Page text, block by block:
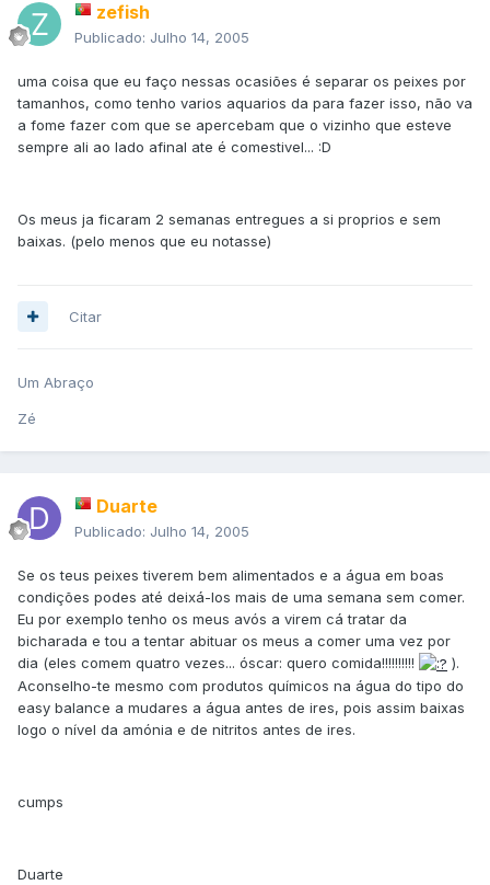
zefish
Publicado: Julho 14, 2005
uma coisa que eu faço nessas ocasiões é separar os peixes por
tamanhos, como tenho varios aquarios da para fazer isso, não va
a fome fazer com que se apercebam que o vizinho que esteve
sempre ali ao lado afinal ate é comestivel... :D
Os meus ja ficaram 2 semanas entregues a si proprios e sem
baixas. (pelo menos que eu notasse)
Citar
Um Abraço
Zé
Duarte
Publicado: Julho 14, 2005
Se os teus peixes tiverem bem alimentados e a água em boas
condições podes até deixá-los mais de uma semana sem comer.
Eu por exemplo tenho os meus avós a virem cá tratar da
bicharada e tou a tentar abituar os meus a comer uma vez por
dia (eles comem quatro vezes... óscar: quero comida!!!!!!!!!!
).
Aconselho-te mesmo com produtos químicos na água do tipo do
easy balance a mudares a água antes de ires, pois assim baixas
logo o nível da amónia e de nitritos antes de ires.
cumps
Duarte